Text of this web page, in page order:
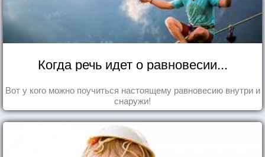
Когда речь идет о равновесии...
Вот у кого можно поучиться настоящему равновесию внутри и
снаружи!